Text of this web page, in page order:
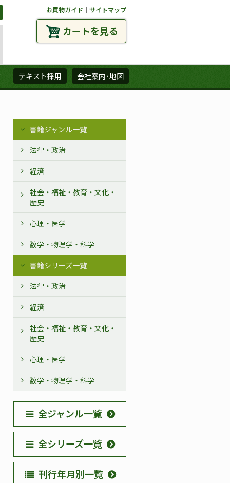
お買物ガイド ｜ サイトマップ
カートを見る
テキスト採用 会社案内･地図
書籍ジャンル一覧
法律・政治
経済
社会・福祉・教育・文化・
歴史
心理・医学
数学・物理学・科学
書籍シリーズ一覧
法律・政治
経済
社会・福祉・教育・文化・
歴史
心理・医学
数学・物理学・科学
全ジャンル一覧
全シリーズ一覧
刊行年月別一覧